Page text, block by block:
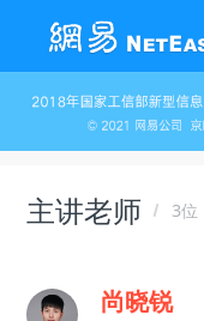
主讲老师 3位
尚晓锐